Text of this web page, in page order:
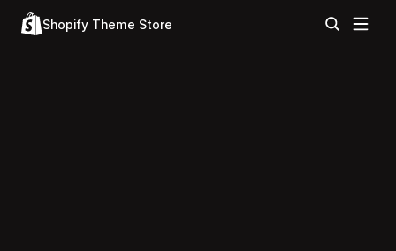
Shopify Theme Store